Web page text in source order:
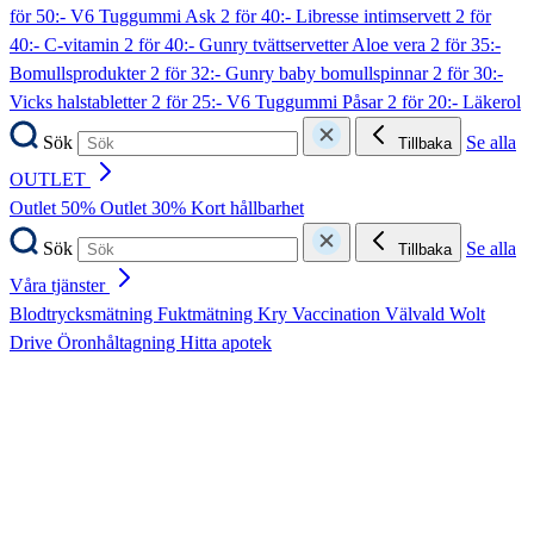
för 50:- V6 Tuggummi Ask 2 för 40:- Libresse intimservett2 för
40:- C-vitamin 2 för 40:- Gunry tvättservetter Aloe vera 2 för 35:-
Bomullsprodukter2 för 32:- Gunry baby bomullspinnar2 för 30:-
Vicks halstabletter2 för 25:- V6 Tuggummi Påsar2 för 20:- Läkerol
Sök
Tillbaka
Se alla
OUTLET
Outlet 50% Outlet 30% Kort hållbarhet
Sök
Tillbaka
Se alla
Våra tjänster
Blodtrycksmätning Fuktmätning Kry Vaccination Välvald Wolt
Drive Öronhåltagning Hitta apotek